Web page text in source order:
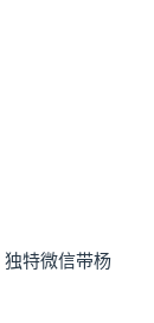
特微信带杨